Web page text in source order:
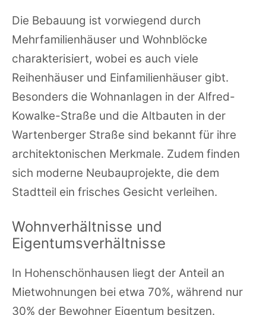
Die Bebauung ist vorwiegend durch
Mehrfamilienhäuser und Wohnblöcke
charakterisiert, wobei es auch viele
Reihenhäuser und Einfamilienhäuser gibt.
Besonders die Wohnanlagen in der Alfred-
Kowalke-Straße und die Altbauten in der
Wartenberger Straße sind bekannt für ihre
architektonischen Merkmale. Zudem finden
sich moderne Neubauprojekte, die dem
Stadtteil ein frisches Gesicht verleihen.
Wohnverhältnisse und
Eigentumsverhältnisse
In Hohenschönhausen liegt der Anteil an
Mietwohnungen bei etwa 70%, während nur
30% der Bewohner Eigentum besitzen.